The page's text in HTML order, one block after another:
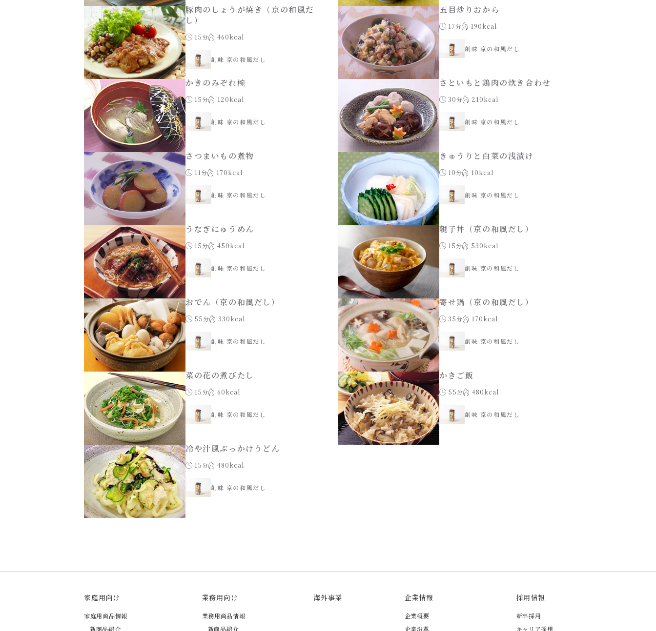
豚肉のしょうが焼き（京の和風だ
し）
15分 460kcal
創味 京の和風だし
五目炒りおから
17分 190kcal
創味 京の和風だし
かきのみぞれ椀
15分 120kcal
創味 京の和風だし
さといもと鶏肉の炊き合わせ
30分 210kcal
創味 京の和風だし
さつまいもの煮物
11分 170kcal
創味 京の和風だし
きゅうりと白菜の浅漬け
10分 10kcal
創味 京の和風だし
うなぎにゅうめん
15分 450kcal
創味 京の和風だし
親子丼（京の和風だし）
15分 530kcal
創味 京の和風だし
おでん（京の和風だし）
55分 330kcal
創味 京の和風だし
寄せ鍋（京の和風だし）
35分 170kcal
創味 京の和風だし
菜の花の煮びたし
15分 60kcal
創味 京の和風だし
かきご飯
55分 480kcal
創味 京の和風だし
冷や汁風ぶっかけうどん
15分 480kcal
創味 京の和風だし
家庭用向け
家庭用商品情報
新商品紹介
業務用向け
業務用商品情報
新商品紹介
海外事業 企業情報
企業概要
企業沿革
採用情報
新卒採用
キャリア採用